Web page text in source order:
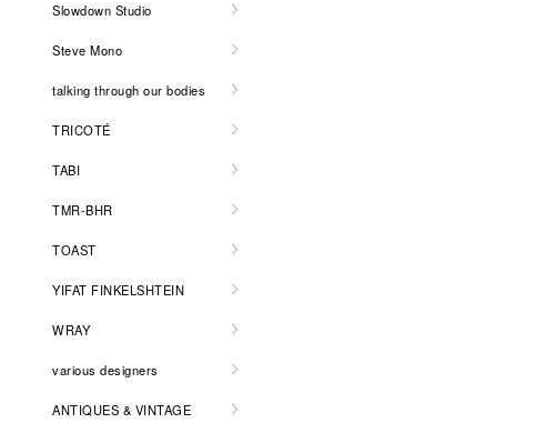
Slowdown Studio
Steve Mono
talking through our bodies
TRICOTÉ
TABI
TMR-BHR
TOAST
YIFAT FINKELSHTEIN
WRAY
various designers
ANTIQUES & VINTAGE